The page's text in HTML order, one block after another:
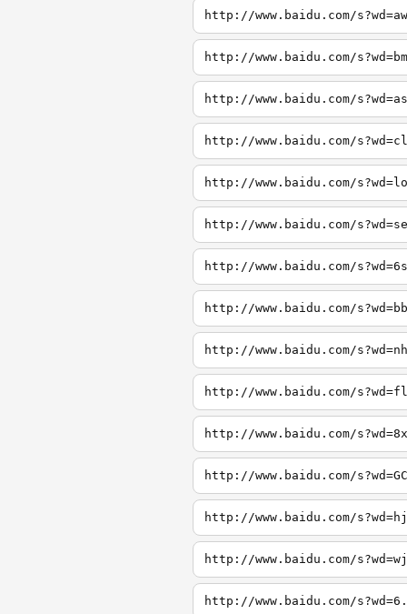
http://www.baidu.com/
http://www.baidu.com/
http://www.baidu.com/
http://www.baidu.com/
http://www.baidu.com/
http://www.baidu.com/
http://www.baidu.com/
http://www.baidu.com/
http://www.baidu.com/
http://www.baidu.com/
http://www.baidu.com/
http://www.baidu.com/
http://www.baidu.com/
http://www.baidu.com/
http://www.baidu.com/